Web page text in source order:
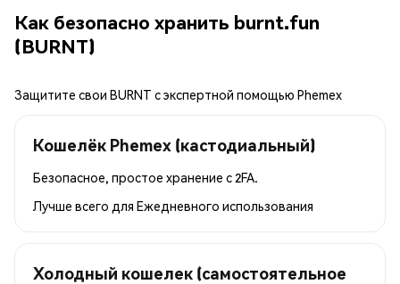
Как безопасно хранить burnt.fun
(BURNT)
Защитите свои BURNT с экспертной помощью Phemex
Кошелёк Phemex (кастодиальный)
Безопасное, простое хранение с 2FA.
Лучше всего для Ежедневного использования
Холодный кошелек (самостоятельное